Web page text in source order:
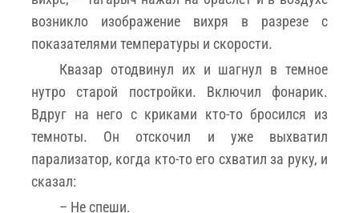
возникло изображение вихря в разрезе с
показателями температуры и скорости.
Квазар отодвинул их и шагнул в темное
нутро старой постройки. Включил фонарик.
Вдруг на него с криками кто-то бросился из
темноты. Он отскочил и уже выхватил
парализатор, когда кто-то его схватил за руку, и
сказал:
­– Не спеши.